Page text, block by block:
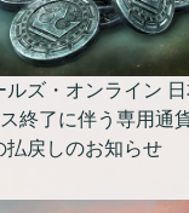
ルズ・オンライン
終了に伴う専用通
払戻しのお知らせ